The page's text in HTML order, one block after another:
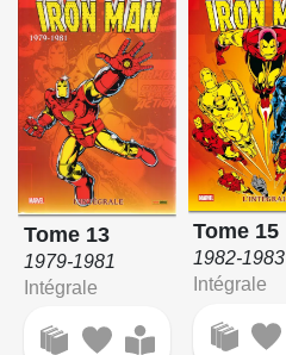
Tome 13
1979-1981
Intégrale
Tome 15
1982-1983
Intégrale